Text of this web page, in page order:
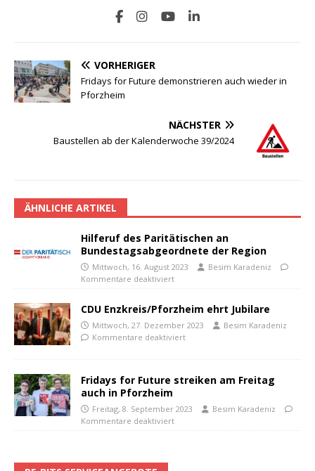
VORHERIGER
Fridays for Future demonstrieren auch wieder in
Pforzheim
NÄCHSTER
Baustellen ab der Kalenderwoche 39/2024
ÄHNLICHE ARTIKEL
Hilferuf des Paritätischen an
Bundestagsabgeordnete der Region
Mittwoch, 16. August 2023
Besim Karadeniz
Kommentare deaktiviert
CDU Enzkreis/Pforzheim ehrt Jubilare
Mittwoch, 27. Dezember 2023
Besim Karadeniz
Kommentare deaktiviert
Fridays for Future streiken am Freitag
auch in Pforzheim
Freitag, 8. September 2023
Besim Karadeniz
Kommentare deaktiviert